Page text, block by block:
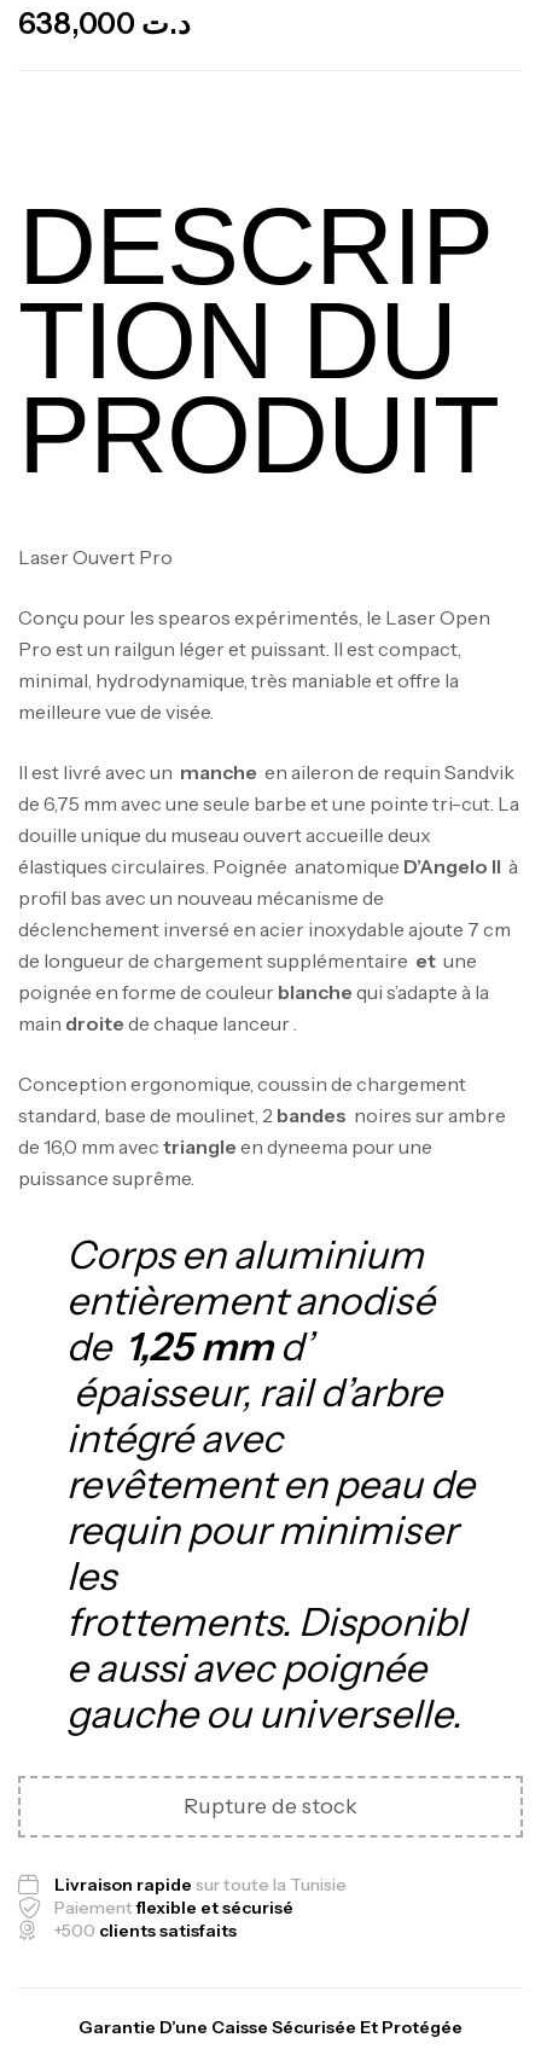
د.ت
DESCRIP
TION DU
PRODUIT
Laser Ouvert Pro
Conçu pour les spearos expérimentés, le Laser Open
Pro est un railgun léger et puissant. Il est compact,
minimal, hydrodynamique, très maniable et offre la
meilleure vue de visée.
Il est livré avec un manche en aileron de requin Sandvik
de 6,75 mm avec une seule barbe et une pointe tri-cut. La
douille unique du museau ouvert accueille deux
élastiques circulaires. Poignée anatomique D’Angelo II à
profil bas avec un nouveau mécanisme de
déclenchement inversé en acier inoxydable ajoute 7 cm
de longueur de chargement supplémentaire et une
poignée en forme de couleur blanche qui s’adapte à la
main droite de chaque lanceur .
Conception ergonomique, coussin de chargement
standard, base de moulinet, 2 bandes noires sur ambre
de 16,0 mm avec triangle en dyneema pour une
puissance suprême.
Corps en aluminium
entièrement anodisé
de 1,25 mmd’
épaisseur, rail d’arbre
intégré avec
revêtement en peau de
requin pour minimiser
les
frottements. Disponibl
e aussi avec poignée
gauche ou universelle.
Rupture de stock
Livraison rapide sur toute la Tunisie
Paiementflexible et sécurisé
+500 clients satisfaits
Garantie D’une Caisse Sécurisée Et Protégée
Canne Jigging Sunset Massive Attack
1.83m 120/250gr 30kg
Cannes ,Jigging
د.ت379,000
Bagagerie , Surfcasting